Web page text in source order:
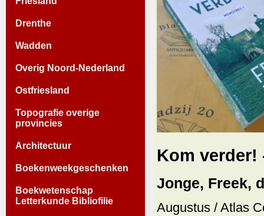
Drenthe
Wadden
Overig Noord-Nederland
Ostfriesland
Topografie overige
provincies
Architectuur
Boekenweekgeschenken
Boekwetenschap
Letterkunde Bibliofilie
Kom verder!
Jonge, Freek,
Augustus / Atlas